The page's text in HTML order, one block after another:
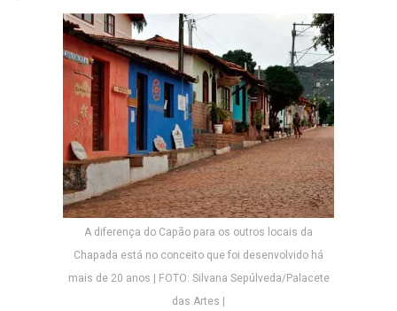
A diferença do Capão para os outros locais da
Chapada está no conceito que foi desenvolvido há
mais de 20 anos | FOTO: Silvana Sepúlveda/Palacete
das Artes |